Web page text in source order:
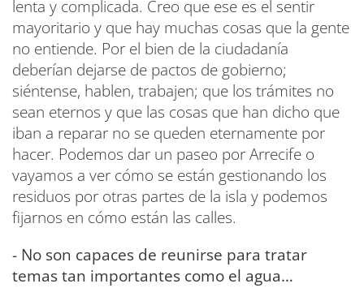
lenta y complicada. Creo que ese es el sentir
mayoritario y que hay muchas cosas que la gente
no entiende. Por el bien de la ciudadanía
deberían dejarse de pactos de gobierno;
siéntense, hablen, trabajen; que los trámites no
sean eternos y que las cosas que han dicho que
iban a reparar no se queden eternamente por
hacer. Podemos dar un paseo por Arrecife o
vayamos a ver cómo se están gestionando los
residuos por otras partes de la isla y podemos
fijarnos en cómo están las calles.
- No son capaces de reunirse para tratar
temas tan importantes como el agua…